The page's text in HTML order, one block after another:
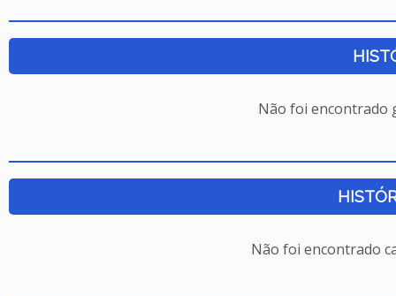
Não foi encontrado
Não foi encontrado